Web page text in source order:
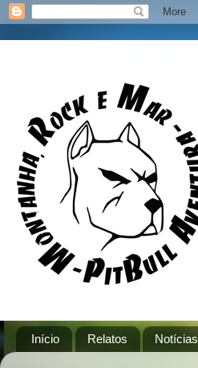
Início Relatos Notícias